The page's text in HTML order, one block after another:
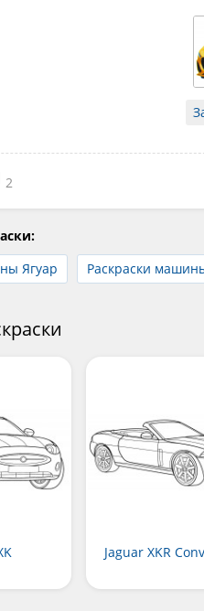
2
Ягуар
Раскраски
Jaguar XKR